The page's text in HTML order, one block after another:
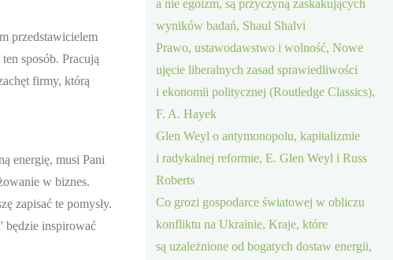
przedstawicielem
sposób. Pracują
firmy, którą
energię, musi Pani
w biznes.
zapisać te pomysły.
będzie inspirować
a nie egoizm, są przyczyną zaskakujących
wyników badań, Shaul Shalvi
Prawo, ustawodawstwo i wolność, Nowe
ujęcie liberalnych zasad sprawiedliwości
i ekonomii politycznej (Routledge Classics),
F. A. Hayek
Glen Weyl o antymonopolu, kapitalizmie
i radykalnej reformie, E. Glen Weyl i Russ
Roberts
Co grozi gospodarce światowej w obliczu
konfliktu na Ukrainie, Kraje, które
są uzależnione od bogatych dostaw energii,